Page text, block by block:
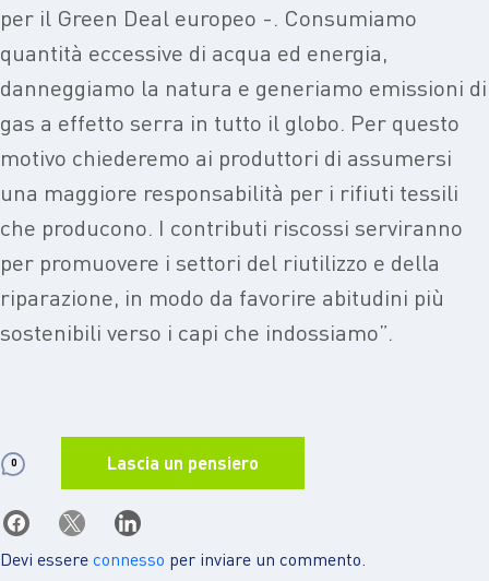
per il Green Deal europeo -. Consumiamo
quantità eccessive di acqua ed energia,
danneggiamo la natura e generiamo emissioni di
gas a effetto serra in tutto il globo. Per questo
motivo chiederemo ai produttori di assumersi
una maggiore responsabilità per i rifiuti tessili
che producono. I contributi riscossi serviranno
per promuovere i settori del riutilizzo e della
riparazione, in modo da favorire abitudini più
sostenibili verso i capi che indossiamo”.
0 Lascia un pensiero
Devi essereconnesso per inviare un commento.